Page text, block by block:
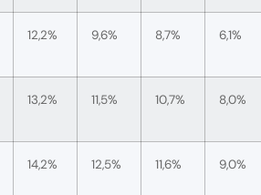
12,2% 9,6% 8,7% 6,1%
13,2% 11,5% 10,7% 8,0%
14,2% 12,5% 11,6% 9,0%